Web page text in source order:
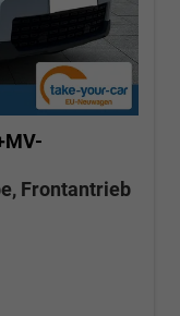
Frontantrieb